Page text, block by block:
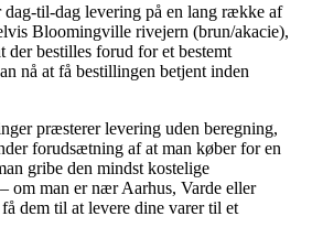
dag-til-dag levering på en lang række af
Bloomingville rivejern (brun/akacie),
der bestilles forud for et bestemt
nå at få bestillingen betjent inden
præsterer levering uden beregning,
forudsætning af at man køber for en
gribe den mindst kostelige
om man er nær Aarhus, Varde eller
dem til at levere dine varer til et